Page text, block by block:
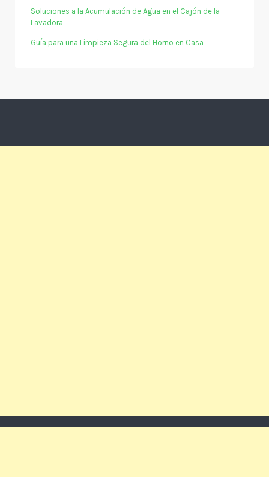
Soluciones a la Acumulación de Agua en el Cajón de la
Lavadora
Guía para una Limpieza Segura del Horno en Casa